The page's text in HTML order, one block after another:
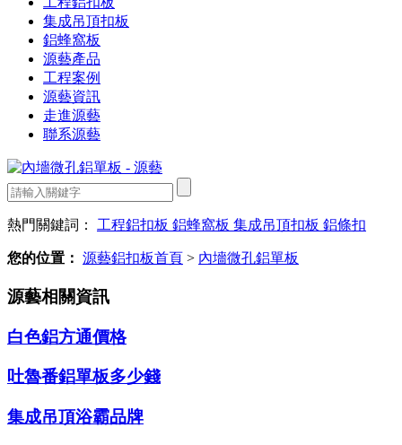
集成吊頂扣板
鋁蜂窩板
源藝產品
工程案例
源藝資訊
走進源藝
聯系源藝
熱門關鍵詞： 工程鋁扣板 鋁蜂窩板 集成吊頂扣板 鋁條扣
您的位置： 源藝鋁扣板首頁 > 內墻微孔鋁單板
源藝相關資訊
白色鋁方通價格
吐魯番鋁單板多少錢
集成吊頂浴霸品牌